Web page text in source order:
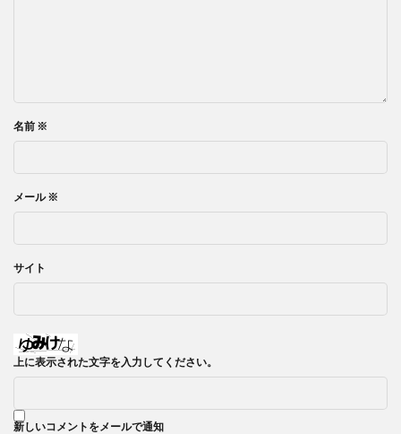
名前 ※
メール※
サイト
上に表示された文字を入力してください。
新しいコメントをメールで通知